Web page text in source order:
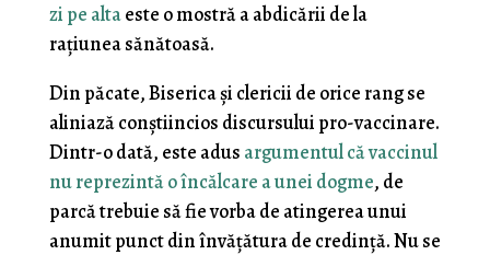
zi pe altaeste o mostră a abdicării de la
rațiunea sănătoasă.
Din păcate, Biserica și clericii de orice rang se
aliniază conștiincios discursului pro-vaccinare.
Dintr-o dată, este adus argumentul că vaccinul
nu reprezintă o încălcare a unei dogme, de
parcă trebuie să fie vorba de atingerea unui
anumit punct din învățătura de credință. Nu se